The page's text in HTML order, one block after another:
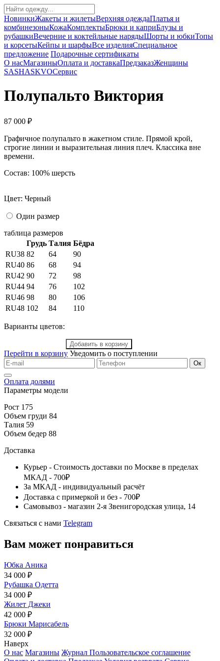
НовинкиЖакеты и жилетыВерхняя одеждаПлатья и
комбинезоныКожаКомплектыБрюки и каприБлузы и
рубашкиВечерние и коктейльные нарядыШорты и юбкиТопы
и корсетыКейпы и шарфыВсе изделияСпециальное
предложение Подарочные сертификаты
О насМагазиныОплата и доставкаПредзаказЖенщины
SASHASKVOСервис
Полупальто Виктория
87 000 ₽
Графичное полупальто в жакетном стиле. Прямой крой,
строгие линии и выразительная линия плеч. Классика вне
времени.
Состав: 100% шерсть
Цвет: Черный
Один размер
таблица размеров
Грудь Талия Бёдра
RU38 82 64
90
RU40 86 68
94
RU42 90 72
98
RU44 94 76
102
RU46 98 80
106
RU48 102 84 110
Варианты цветов:
Добавить в корзину
Перейти в корзину Уведомить о поступлении
Ок
Оплата долями
Параметры модели
Pост 175
Объем груди 84
Талия 59
Объем бедер 88
Доставка
Курьер - Стоимость доставки по Москве в пределах
МКАД - 700₽
За МКАД - индивидуальный расчёт
Доставка с примеркой и без - 700₽
Самовывоз - магазин 2-я Звенигородская улица, 14
Связаться с нами Telegram
Вам может понравиться
Юбка Аника
34 000 ₽
Рубашка Одетта
34 000 ₽
Жилет Джеки
42 000 ₽
Брюки Марисабель
32 000 ₽
Наверх
О нас Магазины Журнал Пользовательское соглашение